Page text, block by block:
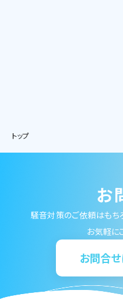
トップ
お
騒音対策のご依頼はもち
お気軽に
お問合